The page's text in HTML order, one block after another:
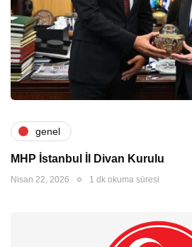
genel
MHP İstanbul İl Divan Kurulu
Nisan 22, 2026 1 dk okuma süresi